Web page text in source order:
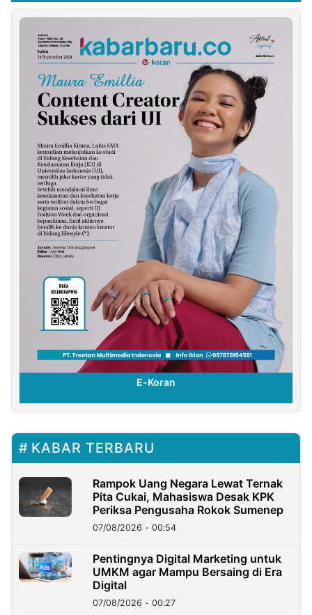
E-Koran
KABAR TERBARU
Rampok Uang Negara Lewat Ternak
Pita Cukai, Mahasiswa Desak KPK
Periksa Pengusaha Rokok Sumenep
07/08/2026 - 00:54
Pentingnya Digital Marketing untuk
UMKM agar Mampu Bersaing di Era
Digital
07/08/2026 - 00:27